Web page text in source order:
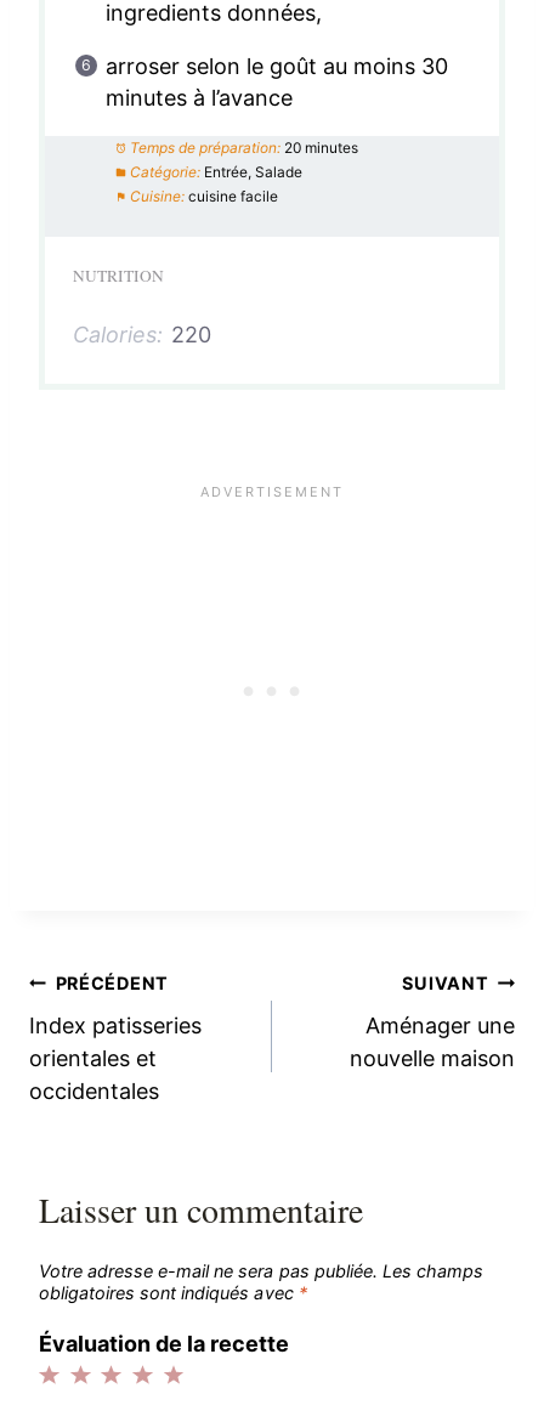
ingredients données,
arroser selon le goût au moins 30
minutes à l’avance
Temps de préparation: 20 minutes
Catégorie: Entrée, Salade
Cuisine: cuisine facile
NUTRITION
Calories: 220
Navigation
de
l’article
PRÉCÉDENT
Index patisseries
orientales et
occidentales
SUIVANT
Aménager une
nouvelle maison
Laisser un commentaire
Votre adresse e-mail ne sera pas publiée. Les champs
obligatoires sont indiqués avec *
Évaluation de la recette